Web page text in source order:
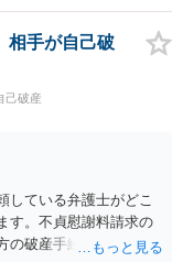
基準はありません。
体が無効になり得ます
良俗に反するほど高額
かどうかというより
考えいただくといい
相手も納得できるか
載の内容からは判断
合意することはリス
算条項を記載するべき
対する回答は以上で
て、お近くの弁護士に
イス等を求めることを
なります。 その求償権
８０万円程度になるこ
、減額してでも求償権
す。） ５年後に離婚す
はないと考えます。
頼になる弁護士によ
すよ。 ご質問に対す
るかは別にして、お
ついてアドバイスを求
いただけますと幸いで
相手が自己破
己破産
している弁護士がどこ
す。不貞慰謝料請求の
の破産手続への対応、